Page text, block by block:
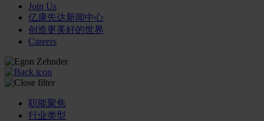
Join Us
亿康先达新闻中心
创造更美好的世界
Careers
职能聚焦
行业类型